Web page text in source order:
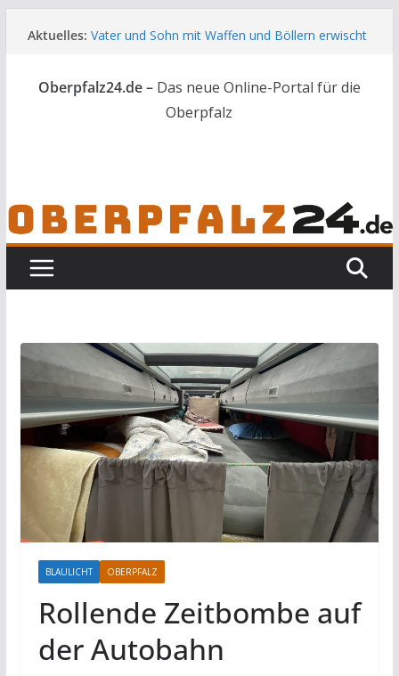
Inhalt
Aktuelles: Vater und Sohn mit Waffen und Böllern erwischt
Audi prallt gegen Brückengeländer in Weiden
Ortsumgehung Waldershof ist eröffnet
Deutsch-amerikanischer Schüleraustausch zu
Oberpfalz24.de – Das neue Online-Portal für die
Oberpfalz
BLAULICHT OBERPFALZ
Rollende Zeitbombe auf
der Autobahn